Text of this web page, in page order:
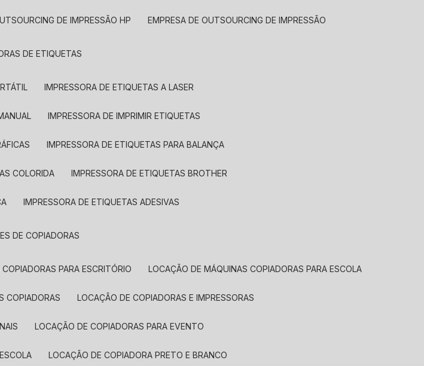
DE IMPRESSÃO HP EMPRESA DE OUTSOURCING DE IMPRESSÃO
DE ETIQUETAS
IMPRESSORA DE ETIQUETAS A LASER
IMPRESSORA DE IMPRIMIR ETIQUETAS
IMPRESSORA DE ETIQUETAS PARA BALANÇA
COLORIDA IMPRESSORA DE ETIQUETAS BROTHER
IMPRESSORA DE ETIQUETAS ADESIVAS
DE COPIADORAS
PARA ESCRITÓRIO LOCAÇÃO DE MÁQUINAS COPIADORAS PARA ESCOLA
COPIADORAS LOCAÇÃO DE COPIADORAS E IMPRESSORAS
LOCAÇÃO DE COPIADORAS PARA EVENTO
LOCAÇÃO DE COPIADORA PRETO E BRANCO